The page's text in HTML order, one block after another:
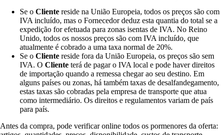
Se o Cliente reside na União Europeia, todos os preços são com
IVA incluído, mas o Fornecedor deduz esta quantia do total se a
expedição for efetuada para zonas isentas de IVA. No Reino
Unido, todos os nossos preços são com IVA incluído, que
atualmente é cobrado a uma taxa normal de 20%.
Se o Cliente reside fora da União Europeia, os preços são sem
IVA. O Cliente terá de pagar o IVA local e pode haver direitos
de importação quando a remessa chegar ao seu destino. Em
alguns países ou zonas, há também taxas de desalfandegamento,
estas taxas são cobradas pela empresa de transporte que atua
como intermediário. Os direitos e regulamentos variam de país
para país.
Antes da compra, pode verificar online todos os pormenores da oferta: